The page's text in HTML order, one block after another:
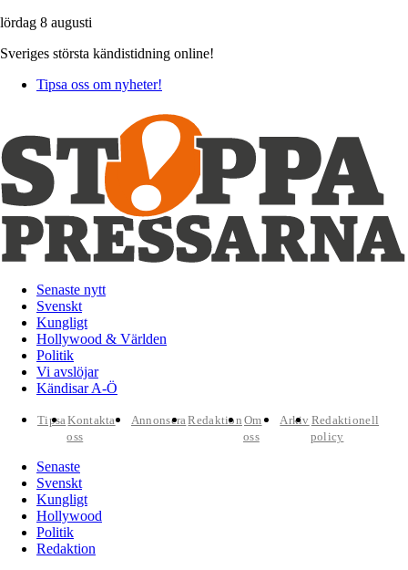
lördag 8 augusti
Sveriges största kändistidning online!
Tipsa oss om nyheter!
Senaste nytt
Svenskt
Kungligt
Hollywood & Världen
Politik
Vi avslöjar
Kändisar A-Ö
TipsaKontakta
oss
AnnonseraRedaktion Om
oss
Arkiv Redaktionell
policy
Senaste
Svenskt
Kungligt
Hollywood
Politik
Redaktion